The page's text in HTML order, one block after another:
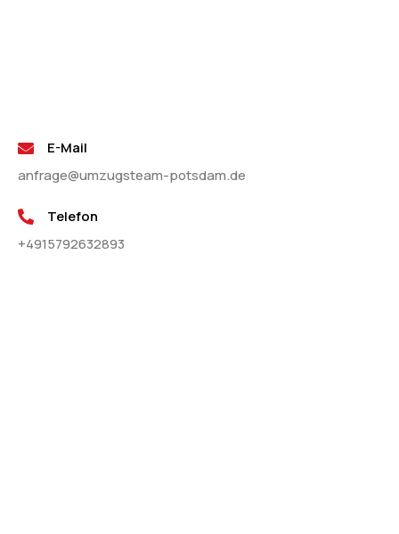
E-Mail
anfrage@umzugsteam-potsdam.de
Telefon
+4915792632893